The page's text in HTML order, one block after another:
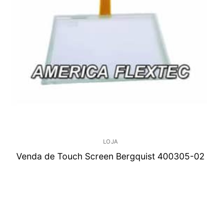
LOJA
Venda de Touch Screen Bergquist 400305-02